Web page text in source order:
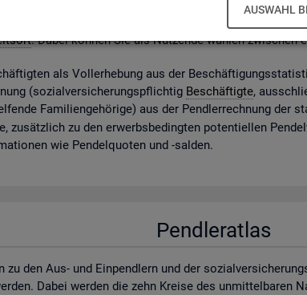
AUSWAHL
ihren Kar­ten­dar­stel­lun­gen auf leicht nach­voll­zieh­ba­re
. Dabei kön­nen Sie als Nut­zen­de wäh­len zwi­schen
als Vol­l­er­he­bung aus der
(so­zi­al­ver­si­che­rungs­pflich­tig Be­schäf­tig­te,
Fa­mi­li­en­ge­hö­ri­ge) aus der Pend­ler­rech­nung der
zu­sätz­lich zu den er­werbs­be­ding­ten po­ten­ti­el­len
wie Pen­del­quo­ten und -sal­den.
Pendleratlas
zu den Aus- und Einpendlern und der
Dabei werden die zehn Kreise des unmittelbaren